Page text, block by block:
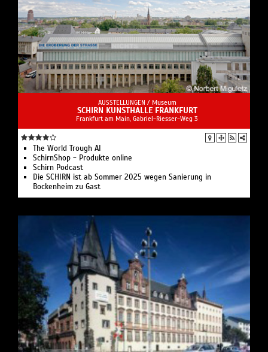
AUSSTELLUNGEN / Museum
SCHIRN KUNSTHALLE FRANKFURT
Frankfurt am Main, Gabriel-Riesser-Weg 3
The World Trough AI
SchirnShop - Produkte online
Schirn Podcast
Die SCHIRN ist ab Sommer 2025 wegen Sanierung in
Bockenheim zu Gast